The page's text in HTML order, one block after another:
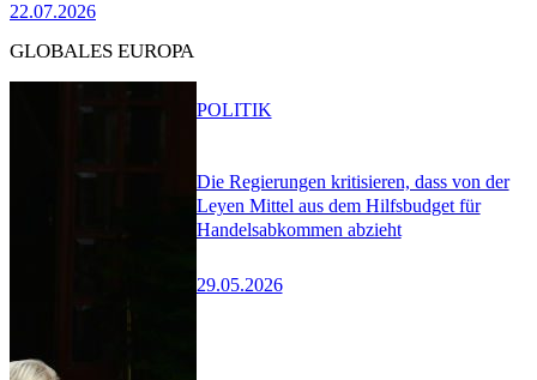
22.07.2026
GLOBALES EUROPA
Die Regierungen kritisieren, dass von der
Leyen Mittel aus dem Hilfsbudget für
Handelsabkommen abzieht
29.05.2026
POLITIK